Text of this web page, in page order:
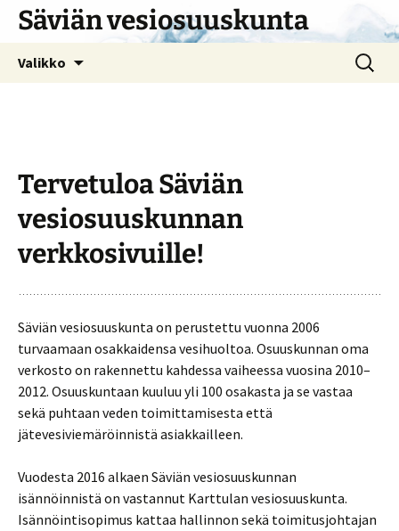
Siirry
sisältöön
Säviän vesiosuuskunta
Valikko Haku:
Tervetuloa Säviän
vesiosuuskunnan
verkkosivuille!
Säviän vesiosuuskunta on perustettu vuonna 2006
turvaamaan osakkaidensa vesihuoltoa. Osuuskunnan oma
verkosto on rakennettu kahdessa vaiheessa vuosina 2010–
2012. Osuuskuntaan kuuluu yli 100 osakasta ja se vastaa
sekä puhtaan veden toimittamisesta että
jätevesiviemäröinnistä asiakkailleen.
Vuodesta 2016 alkaen Säviän vesiosuuskunnan
isännöinnistä on vastannut Karttulan vesiosuuskunta.
Isännöintisopimus kattaa hallinnon sekä toimitusjohtajan